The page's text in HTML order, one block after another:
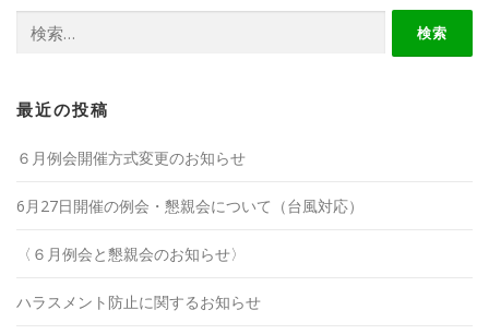
索:
最近の投稿
６月例会開催方式変更のお知らせ
6月27日開催の例会・懇親会について（台風対応）
〈６月例会と懇親会のお知らせ〉
ハラスメント防止に関するお知らせ